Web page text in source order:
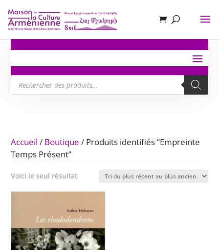
Recherche
de
produits
Accueil / Boutique / Produits identifiés “Empreinte
Temps Présent”
Voici le seul résultat